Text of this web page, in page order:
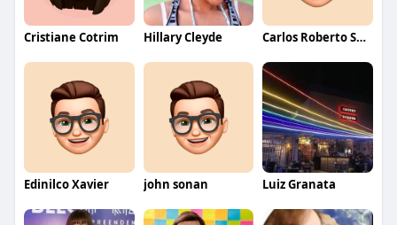
Cristiane Cotrim Hillary Cleyde Carlos Roberto Santana
Edinilco Xavier john sonan Luiz Granata